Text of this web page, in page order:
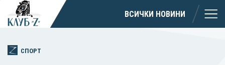
ВСИЧКИ НОВИНИ
СПОРТ